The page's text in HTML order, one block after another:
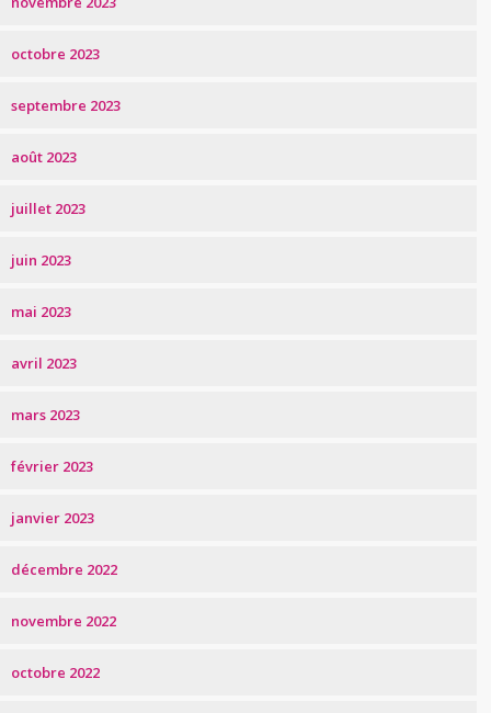
octobre 2023
septembre 2023
août 2023
juillet 2023
juin 2023
mai 2023
avril 2023
mars 2023
février 2023
janvier 2023
décembre 2022
novembre 2022
octobre 2022